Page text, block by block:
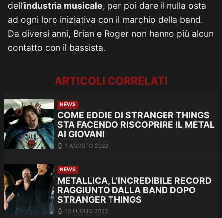
dell’industria musicale, per poi dare il nulla osta
ad ogni loro iniziativa con il marchio della band.
Da diversi anni, Brian e Roger non hanno più alcun
contatto con il bassista.
ARTICOLI CORRELATI
NEWS
COME EDDIE DI STRANGER THINGS
STA FACENDO RISCOPRIRE IL METAL
AI GIOVANI
1 AGOSTO 2022
NEWS
METALLICA, L’INCREDIBILE RECORD
RAGGIUNTO DALLA BAND DOPO
STRANGER THINGS
12 LUGLIO 2022